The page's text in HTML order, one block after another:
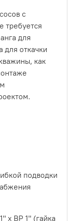
с
требуется
для
для откачки
как
подводки
х ВР 1" (гайка